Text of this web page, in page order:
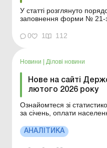
У статті розглянуто
заповнення форми № 21-
показників звіту.
подають до органів
господарства. Д...
0 1 112
Новини Ділові новини
Нове на сайті
лютого 2026 року
Ознайомтеся зі
за січень, оплати
витрат на виробництво
за темою: Фінансова та статистична звітність: пауза-
відтермінування на
АНАЛІТИКА